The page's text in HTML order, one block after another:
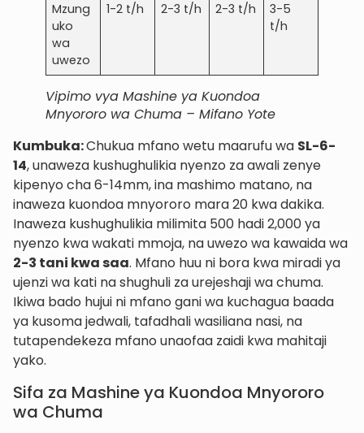
Mzung
uko
wa
uwezo
1-2 t/h 2-3 t/h 2-3 t/h
3-5
t/h
Vipimo vya Mashine ya Kuondoa
Mnyororo wa Chuma – Mifano Yote
Kumbuka:Chukua mfano wetu maarufu wa SL-6-
14, unaweza kushughulikia nyenzo za awali zenye
kipenyo cha 6-14mm, ina mashimo matano, na
inaweza kuondoa mnyororo mara 20 kwa dakika.
Inaweza kushughulikia milimita 500 hadi 2,000 ya
nyenzo kwa wakati mmoja, na uwezo wa kawaida wa
2-3 tani kwa saa. Mfano huu ni bora kwa miradi ya
ujenzi wa kati na shughuli za urejeshaji wa chuma.
Ikiwa bado hujui ni mfano gani wa kuchagua baada
ya kusoma jedwali, tafadhali wasiliana nasi, na
tutapendekeza mfano unaofaa zaidi kwa mahitaji
yako.
Sifa za Mashine ya Kuondoa Mnyororo
wa Chuma